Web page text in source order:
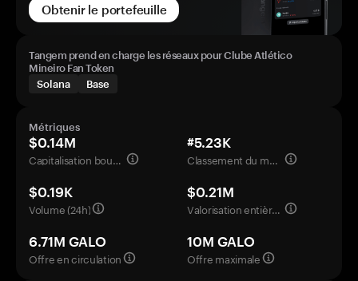
Obtenir le portefeuille
Tangem prend en charge les réseaux pour Clube Atlético
Mineiro Fan Token
Solana
Base
Métriques
$0.14M
Capitalisation boursière
#5.23K
Classement du marché
$0.19K
Volume (24h)
$0.21M
Valorisation entièrement diluée
6.71M GALO
Offre en circulation
10M GALO
Offre maximale